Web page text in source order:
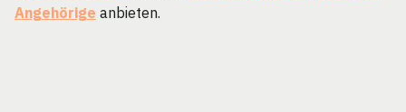
Angehörige anbieten.